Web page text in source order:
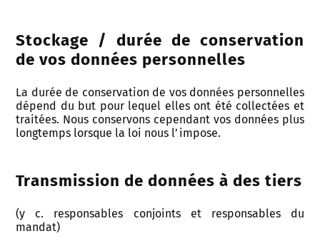
Stockage / durée de conservation
de vos données personnelles
La durée de conservation de vos données personnelles
dépend du but pour lequel elles ont été collectées et
traitées. Nous conservons cependant vos données plus
longtemps lorsque la loi nous l’impose.
Transmission de données à des tiers
(y c. responsables conjoints et responsables du
mandat)